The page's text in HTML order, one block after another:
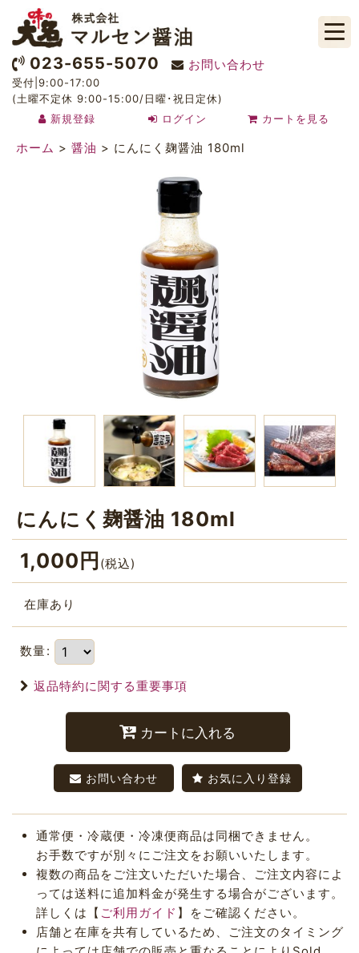
023-655-5070 お問い合わせ
受付|9:00-17:00
(土曜不定休 9:00-15:00/日曜･祝日定休)
新規登録
ログイン カートを見る
ホーム > 醤油 > にんにく麹醤油 180ml
にんにく麹醤油 180ml
1,000 円 (税込)
在庫あり
数量:
返品特約に関する重要事項
カートに入れる
お問い合わせ お気に入り登録
通常便・冷蔵便・冷凍便商品は同梱できません。
お手数ですが別々にご注文をお願いいたします。
複数の商品をご注文いただいた場合、ご注文内容によ
っては送料に追加料金が発生する場合がございます。
詳しくは【 ご利用ガイド 】をご確認ください。
店舗と在庫を共有しているため、ご注文のタイミング